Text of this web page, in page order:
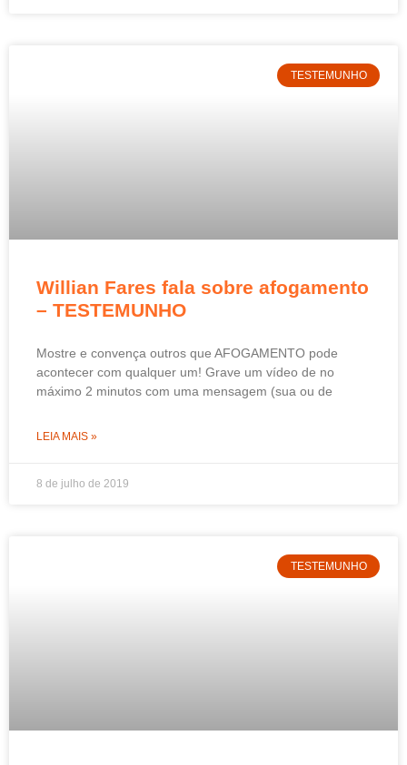
TESTEMUNHO
Willian Fares fala sobre afogamento
– TESTEMUNHO
Mostre e convença outros que AFOGAMENTO pode
acontecer com qualquer um! Grave um vídeo de no
máximo 2 minutos com uma mensagem (sua ou de
LEIA MAIS »
8 de julho de 2019
TESTEMUNHO